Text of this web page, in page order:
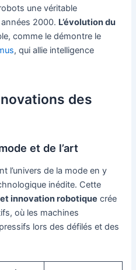
une véritable
2000. L’évolution du
comme le démontre le
, qui allie intelligence
des
et de l’art
l’univers de la mode en y
inédite. Cette
innovation robotique crée
où les machines
lors des défilés et des